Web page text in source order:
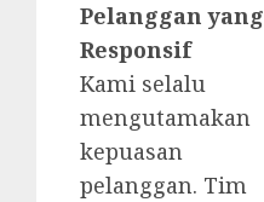
Pelanggan yang
Responsif
Kami selalu
mengutamakan
kepuasan
pelanggan. Tim